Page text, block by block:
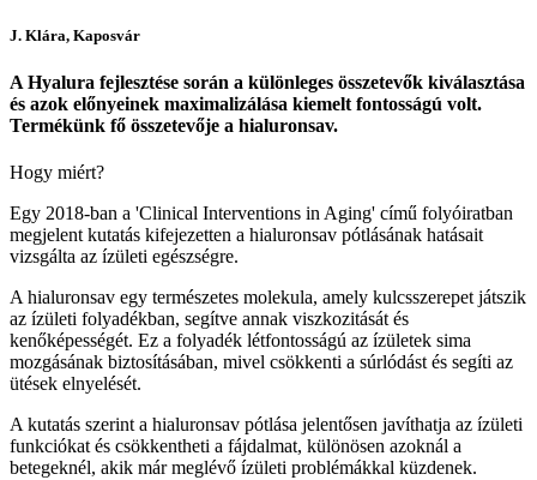
J. Klára, Kaposvár
A Hyalura fejlesztése során a különleges összetevők kiválasztása
és azok előnyeinek maximalizálása kiemelt fontosságú volt.
Termékünk fő összetevője a hialuronsav.
Hogy miért?
Egy 2018-ban a 'Clinical Interventions in Aging' című folyóiratban
megjelent kutatás kifejezetten a hialuronsav pótlásának hatásait
vizsgálta az ízületi egészségre.
A hialuronsav egy természetes molekula, amely kulcsszerepet játszik
az ízületi folyadékban, segítve annak viszkozitását és
kenőképességét. Ez a folyadék létfontosságú az ízületek sima
mozgásának biztosításában, mivel csökkenti a súrlódást és segíti az
ütések elnyelését.
A kutatás szerint a hialuronsav pótlása jelentősen javíthatja az ízületi
funkciókat és csökkentheti a fájdalmat, különösen azoknál a
betegeknél, akik már meglévő ízületi problémákkal küzdenek.